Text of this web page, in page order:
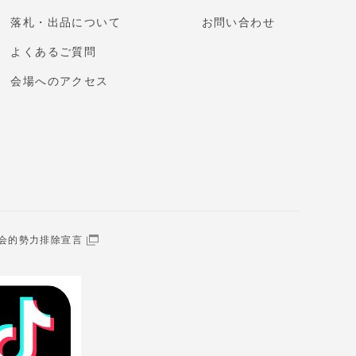
落札・出品について
よくあるご質問
会場へのアクセス
お問い合わせ
的勢力排除宣言